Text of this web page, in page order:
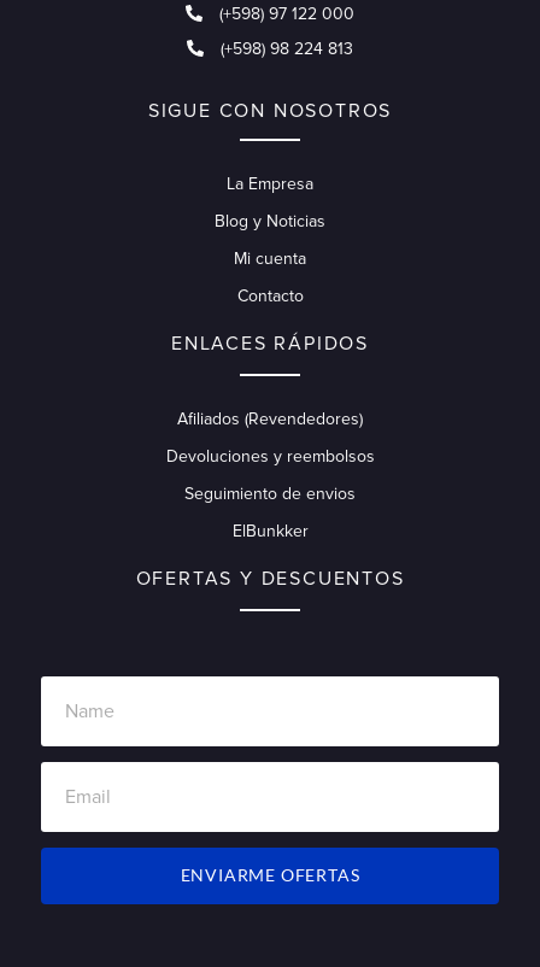
(+598) 97 122 000
(+598) 98 224 813
SIGUE CON NOSOTROS
La Empresa
Blog y Noticias
Mi cuenta
Contacto
ENLACES RÁPIDOS
Afiliados (Revendedores)
Devoluciones y reembolsos
Seguimiento de envios
ElBunkker
OFERTAS Y DESCUENTOS
ENVIARME OFERTAS